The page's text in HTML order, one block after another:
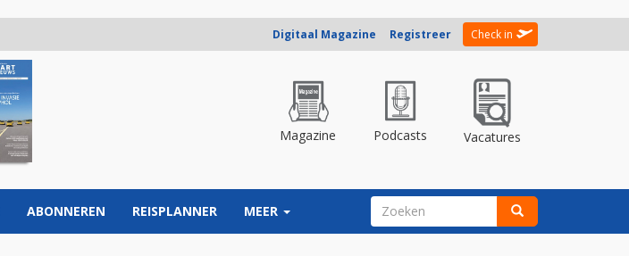
Digitaal Magazine Registreer Check in
Magazine Podcasts Vacatures
ABONNEREN REISPLANNER MEER ZOEKVELD